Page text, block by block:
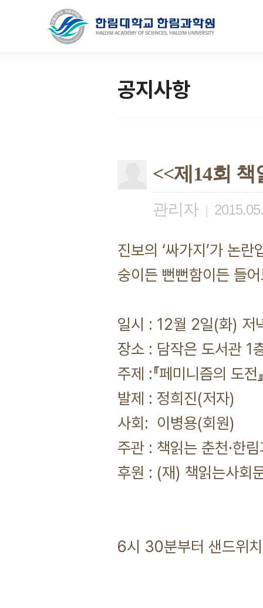
공지사항
<<제14회
관리자 |
진보의 ‘싸가지’가 논
숭이든 뻔뻔함이든 들
일시 : 12월 2일(화) 저
장소 : 담작은 도서관
주제 :『페미니즘의 도
발제 : 정희진(저자)
사회: 이병용(회원)
주관 : 책읽는 춘천·한
후원 : (재) 책읽는사회
6시 30분부터 샌드위